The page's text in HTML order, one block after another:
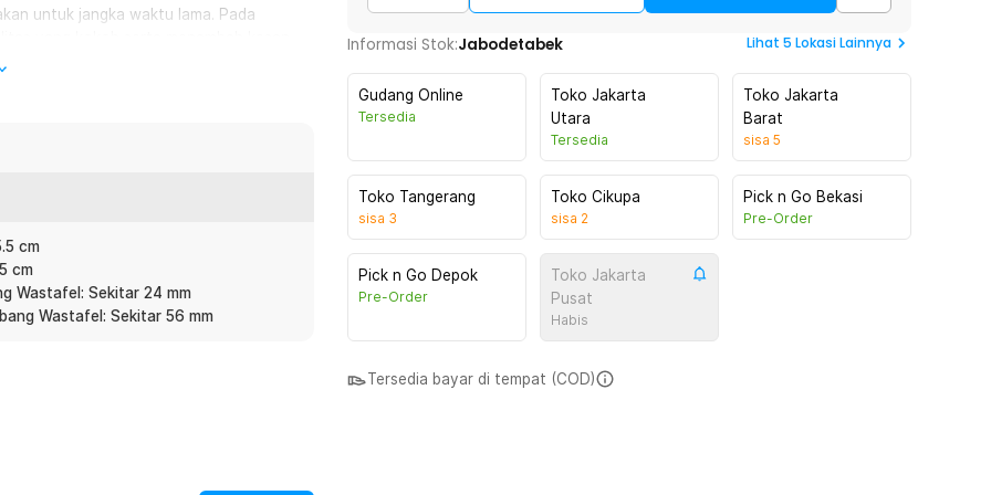
untuk jangka waktu lama. Pada
botol yang diletakkan di atas
tidak perlu repot mengisi ulang
dengan berbagai jenis sabun cair
cm
cm
Wastafel: Sekitar 24 mm
Wastafel: Sekitar 56 mm
Informasi Stok:Jabodetabek Lihat 5 Lokasi Lainnya
Gudang Online
Tersedia
Toko Jakarta
Utara
Tersedia
Toko Jakarta
Barat
sisa 5
Toko Tangerang
sisa 3
Toko Cikupa
sisa 2
Pick n Go Bekasi
Pre-Order
Pick n Go Depok
Pre-Order
Toko Jakarta
Pusat
Habis
Tersedia bayar di tempat (COD)